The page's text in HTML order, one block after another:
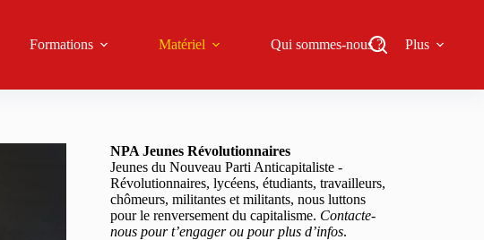
Formations Matériel Qui sommes-nous ? Plus
NPA Jeunes Révolutionnaires
Jeunes du Nouveau Parti Anticapitaliste -
Révolutionnaires, lycéens, étudiants, travailleurs,
chômeurs, militantes et militants, nous luttons
pour le renversement du capitalisme. Contacte-
nous pour t’engager ou pour plus d’infos.